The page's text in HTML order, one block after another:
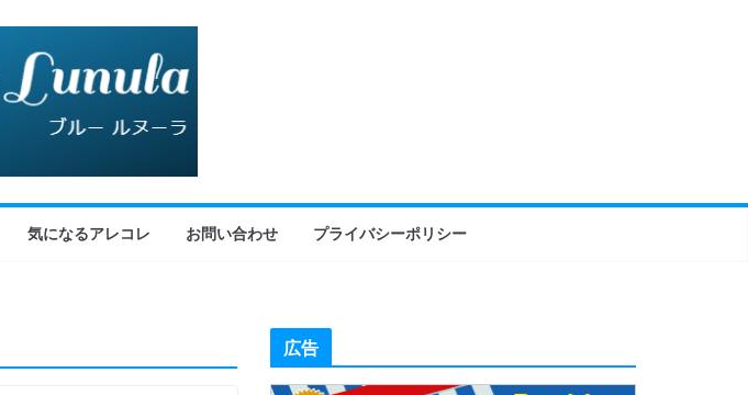
気になるアレコレ お問い合わせ プライバシーポリシー
広告